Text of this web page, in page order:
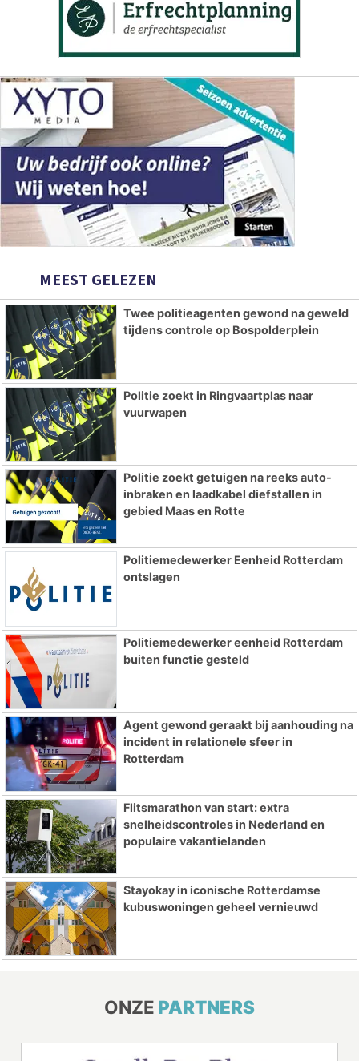
MEEST GELEZEN
Twee politieagenten gewond na geweld
tijdens controle op Bospolderplein
Politie zoekt in Ringvaartplas naar
vuurwapen
Politie zoekt getuigen na reeks auto-
inbraken en laadkabel diefstallen in
gebied Maas en Rotte
Politiemedewerker Eenheid Rotterdam
ontslagen
Politiemedewerker eenheid Rotterdam
buiten functie gesteld
Agent gewond geraakt bij aanhouding na
incident in relationele sfeer in
Rotterdam
Flitsmarathon van start: extra
snelheidscontroles in Nederland en
populaire vakantielanden
Stayokay in iconische Rotterdamse
kubuswoningen geheel vernieuwd
ONZE PARTNERS